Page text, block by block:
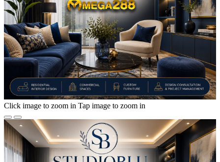
Click image to zoom in Tap image to zoom in